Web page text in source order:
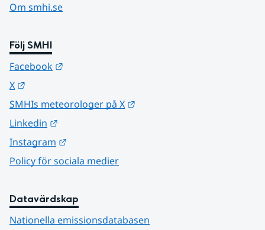
Om smhi.se
Följ SMHI
Facebook
X
SMHIs meteorologer på X
Linkedin
Instagram
Policy för sociala medier
Datavärdskap
Nationella emissionsdatabasen